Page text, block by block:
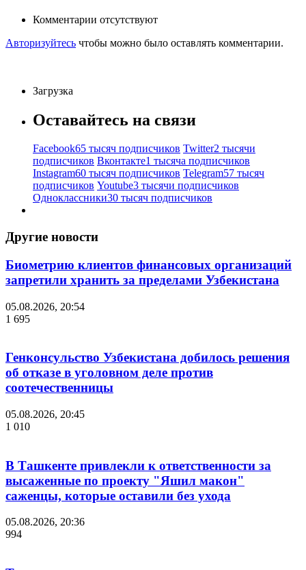
Комментарии отсутствуют
Авторизуйтесь чтобы можно было оставлять комментарии.
Загрузка
Оставайтесь на связи
Facebook65 тысяч подписчиков Twitter2 тысячи
подписчиков Вконтакте1 тысяча подписчиков
Instagram60 тысяч подписчиков Telegram57 тысяч
подписчиков Youtube3 тысячи подписчиков
Одноклассники30 тысяч подписчиков
Другие новости
Биометрию клиентов финансовых организаций
запретили хранить за пределами Узбекистана
05.08.2026, 20:54
1 695
Генконсульство Узбекистана добилось решения
об отказе в уголовном деле против
соотечественницы
05.08.2026, 20:45
1 010
В Ташкенте привлекли к ответственности за
высаженные по проекту "Яшил макон"
саженцы, которые оставили без ухода
05.08.2026, 20:36
994